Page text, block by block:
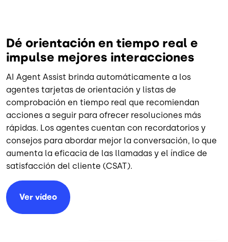
Dé orientación en tiempo real e
impulse mejores interacciones
AI Agent Assist brinda automáticamente a los
agentes tarjetas de orientación y listas de
comprobación en tiempo real que recomiendan
acciones a seguir para ofrecer resoluciones más
rápidas. Los agentes cuentan con recordatorios y
consejos para abordar mejor la conversación, lo que
aumenta la eficacia de las llamadas y el índice de
satisfacción del cliente (CSAT).
Ver vídeo